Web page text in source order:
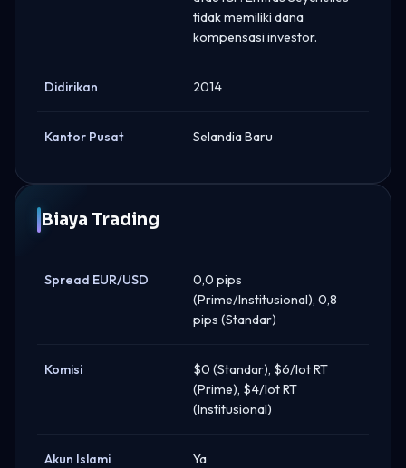
tidak memiliki dana
kompensasi investor.
Didirikan 2014
Kantor Pusat Selandia Baru
Biaya Trading
Spread EUR/USD
0,0 pips
(Prime/Institusional), 0,8
pips (Standar)
Komisi
$0 (Standar), $6/lot RT
(Prime), $4/lot RT
(Institusional)
Akun Islami Ya